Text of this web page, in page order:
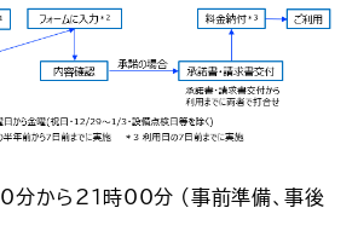
から21時00分 (事前準備、事後